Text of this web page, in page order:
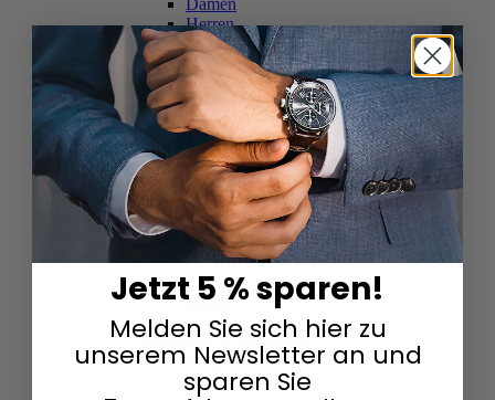
Damen
Herren
Schweizer Uhren
Damen
Herren
Skelettuhren
Damen
Herren
Smartwatches
Damen
Herren
Solaruhren
Herren
Damen
Sportuhren
Damen
Herren
Swarovski & Edelsteine
Damen
Herren
Jetzt 5 % sparen!
Melden Sie sich hier zu
unserem Newsletter an und
sparen Sie